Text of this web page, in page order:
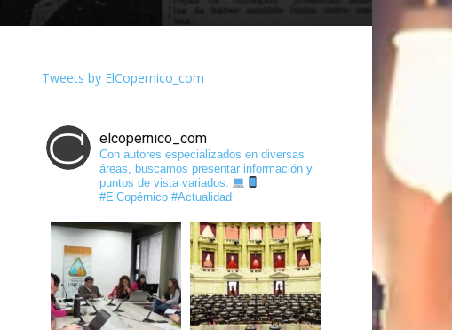
Tweets by ElCopernico_com
elcopernico_com
Con autores especializados en diversas
áreas, buscamos presentar información y
puntos de vista variados.
#ElCopérnico #Actualidad